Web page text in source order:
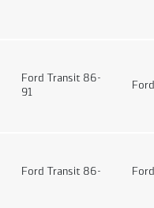
Ford Transit 86-
91
Ford
Ford Transit 86- Ford